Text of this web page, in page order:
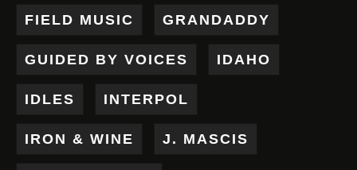
FIELD MUSIC GRANDADDY
GUIDED BY VOICES IDAHO
IDLES INTERPOL
IRON & WINE J. MASCIS